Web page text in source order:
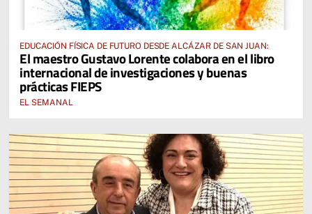
EDUCACIÓN FÍSICA DE FUTURO DESDE ALCÁZAR DE SAN JUAN:
El maestro Gustavo Lorente colabora en el libro
internacional de investigaciones y buenas
prácticas FIEPS
EL SEMANAL